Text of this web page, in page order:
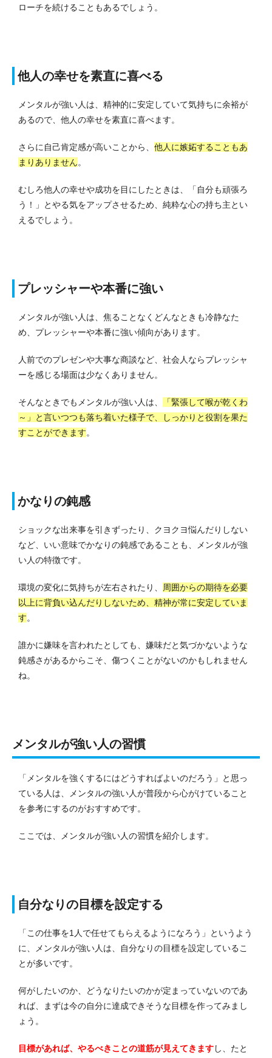
ローチを続けることもあるでしょう。
他人の幸せを素直に喜べる
メンタルが強い人は、精神的に安定していて気持ちに余裕が
あるので、他人の幸せを素直に喜べます。
さらに自己肯定感が高いことから、 他人に嫉妬することもあ
まりありません。
むしろ他人の幸せや成功を目にしたときは、「自分も頑張ろ
う！」とやる気をアップさせるため、純粋な心の持ち主とい
えるでしょう。
プレッシャーや本番に強い
メンタルが強い人は、焦ることなくどんなときも冷静なた
め、プレッシャーや本番に強い傾向があります。
人前でのプレゼンや大事な商談など、社会人ならプレッシャ
ーを感じる場面は少なくありません。
そんなときでもメンタルが強い人は、
「緊張して喉が乾くわ
～」と言いつつも落ち着いた様子で、しっかりと役割を果た
すことができます。
かなりの鈍感
ショックな出来事を引きずったり、クヨクヨ悩んだりしない
など、いい意味でかなりの鈍感であることも、メンタルが強
い人の特徴です。
環境の変化に気持ちが左右されたり、 周囲からの期待を必要
以上に背負い込んだりしないため、精神が常に安定していま
す。
誰かに嫌味を言われたとしても、嫌味だと気づかないような
鈍感さがあるからこそ、傷つくことがないのかもしれません
ね。
メンタルが強い人の習慣
「メンタルを強くするにはどうすればよいのだろう」と思っ
ている人は、メンタルの強い人が普段から心がけていること
を参考にするのがおすすめです。
ここでは、メンタルが強い人の習慣を紹介します。
自分なりの目標を設定する
「この仕事を1人で任せてもらえるようになろう」というよう
に、メンタルが強い人は、自分なりの目標を設定しているこ
とが多いです。
何がしたいのか、どうなりたいのかが定まっていないのであ
れば、まずは今の自分に達成できそうな目標を作ってみまし
ょう。
目標があれば、やるべきことの道筋が見えてきますし、たと